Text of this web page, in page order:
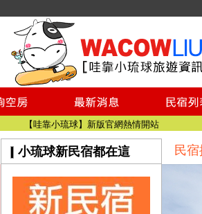
小琉球民宿空房
小琉球民宿
小琉球民宿推薦
【小琉球民宿特約】東港停車場!!看這邊
小琉球民宿 最完整的旅遊資訊都在這
【哇靠小琉球】新版官網熱情開站
【哇靠小琉球粉絲團】即時動態!!
小琉球民宿空房
小琉球民宿
小琉球民宿推薦
小琉球新民宿都在這 民